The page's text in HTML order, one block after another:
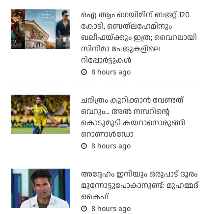
ഐ ആം ഗെയിമിന് ബജറ്റ് 120
കോടി, ബെത്‌ലഹേമിനും
ഖലീഫയ്ക്കും ഇത്ര; വൈറലായി
സിനിമാ പേജുകളിലെ
റിപ്പോര്‍ട്ടുകള്‍
8 hours ago
ചരിത്രം കുറിക്കാന്‍ വേണ്ടത്
വെറും... അല്‍ നസറിന്റെ
കൊടുമുടി കയറാനൊരുങ്ങി
റൊണാള്‍ഡോ
8 hours ago
അദ്ദേഹം ഇനിയും ഒരുപാട് ദൂരം
മുന്നോട്ടുപോകാനുണ്ട്: മുഹമ്മദ്
കൈഫ്
8 hours ago